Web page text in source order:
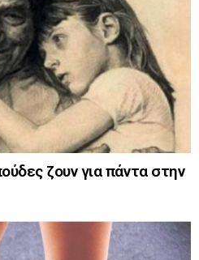
ζουν για πάντα στην